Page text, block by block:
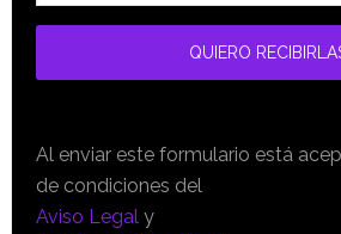
Al enviar este formulario está
de condiciones del
Aviso Legal y